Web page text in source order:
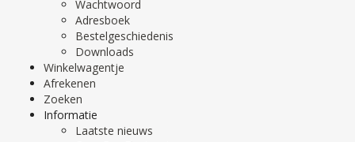
Wachtwoord
Adresboek
Bestelgeschiedenis
Downloads
Winkelwagentje
Afrekenen
Zoeken
Informatie
Laatste nieuws